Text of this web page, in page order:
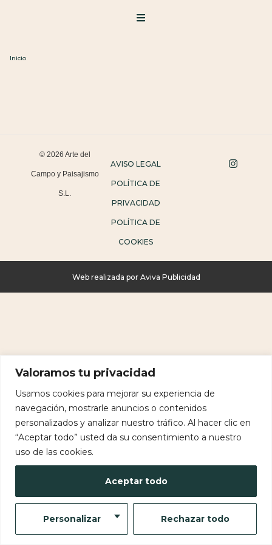
Valoramos tu privacidad
Usamos cookies para mejorar su experiencia de
navegación, mostrarle anuncios o contenidos
personalizados y analizar nuestro tráfico. Al hacer clic en
“Aceptar todo” usted da su consentimiento a nuestro
uso de las cookies.
Personalizar Rechazar todo
Aceptar todo
Inicio
© 2026 Arte del
Campo y Paisajismo
S.L.
AVISO LEGAL
POLÍTICA DE
PRIVACIDAD
POLÍTICA DE
COOKIES
Web realizada por Aviva Publicidad